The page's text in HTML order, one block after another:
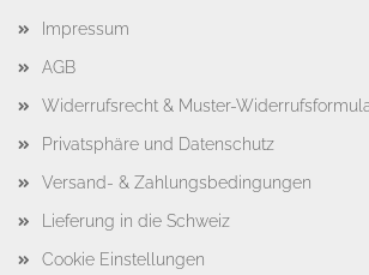
Impressum
AGB
Widerrufsrecht & Muster-
Privatsphäre und Datenschutz
Versand- & Zahlungsbedingungen
Lieferung in die Schweiz
Cookie Einstellungen